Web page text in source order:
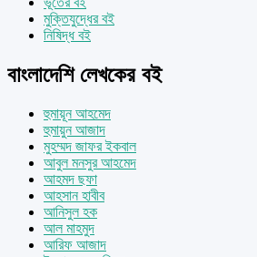
মুক্তিযুদ্ধের বই
নিষিদ্ধ বই
বাংলাদেশি লেখকের বই
হুমায়ূন আহমেদ
হুমায়ুন আজাদ
মুহম্মদ জাফর ইকবাল
আবুল মনসুর আহমেদ
আহমদ ছফা
আহসান হাবীব
আনিসুল হক
আল মাহমুদ
আরিফ আজাদ